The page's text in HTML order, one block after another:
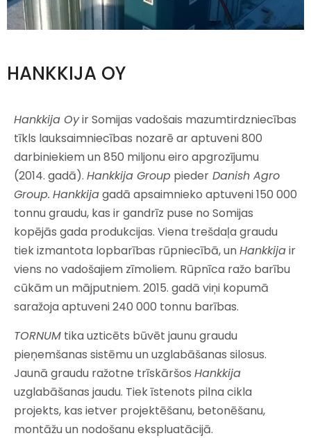
HANKKIJA OY
Hankkija Oyir Somijas vadošais mazumtirdzniecības
tīkls lauksaimniecības nozarē ar aptuveni 800
darbiniekiem un 850 miljonu eiro apgrozījumu
(2014. gadā). Hankkija Group pieder Danish Agro
Group. Hankkijagadā apsaimnieko aptuveni 150 000
tonnu graudu, kas ir gandrīz puse no Somijas
kopējās gada produkcijas. Viena trešdaļa graudu
tiek izmantota lopbarības rūpniecībā, unHankkijair
viens no vadošajiem zīmoliem. Rūpnīca ražo barību
cūkām un mājputniem. 2015. gadā viņi kopumā
saražoja aptuveni 240 000 tonnu barības.
TORNUM tika uzticēts būvēt jaunu graudu
pieņemšanas sistēmu un uzglabāšanas silosus.
Jaunā graudu ražotne trīskāršos Hankkija
uzglabāšanas jaudu. Tiek īstenots pilna cikla
projekts, kas ietver projektēšanu, betonēšanu,
montāžu un nodošanu ekspluatācijā.